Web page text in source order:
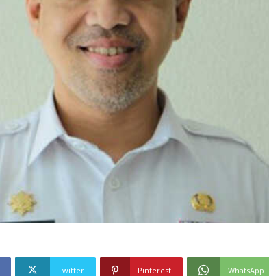
Twitter Pinterest WhatsApp